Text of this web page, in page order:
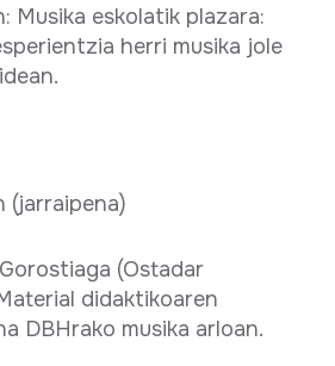
Musika eskolatik plazara:
herri musika jole
(jarraipena)
(Ostadar
didaktikoaren
DBHrako musika arloan.